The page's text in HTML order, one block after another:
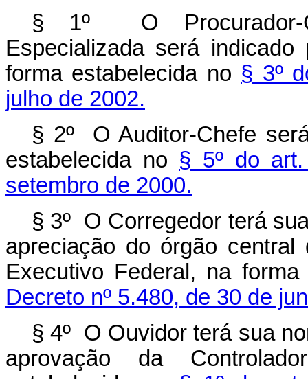
§ 1º O Procurador-
Especializada será
forma estabelecida no § 3º
julho de 2002.
§ 2º O Auditor-Chefe
estabelecida no § 5º do
setembro de 2000.
§ 3º O Corregedor terá
apreciação do órgão
Executivo Federal, na
Decreto nº 5.480, de 30 de
§ 4º O Ouvidor terá sua
aprovação da